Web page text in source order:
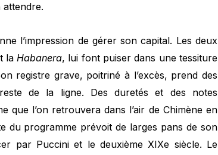
attendre.
l’impression de gérer son capital. Les deux
laHabanera, lui font puiser dans une tessiture
registre grave, poitriné à l’excès, prend des
de la ligne. Des duretés et des notes
que l’on retrouvera dans l’air de Chimène en
du programme prévoit de larges pans de son
par Puccini et le deuxième XIXe siècle. Le